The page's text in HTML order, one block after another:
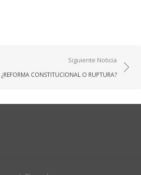
Siguiente Noticia
¿REFORMA CONSTITUCIONAL O RUPTURA?